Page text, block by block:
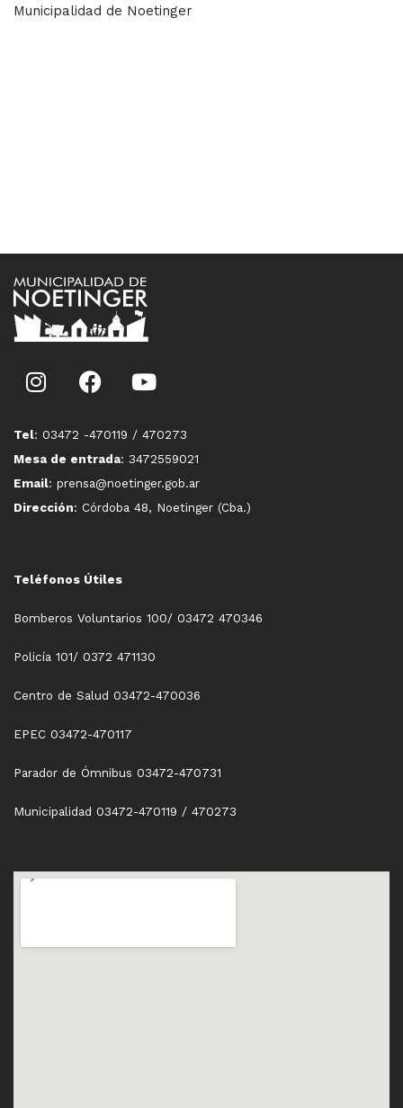
Municipalidad de Noetinger
Tel: 03472 -470119 / 470273
Mesa de entrada: 3472559021
Email: prensa@noetinger.gob.ar
Dirección: Córdoba 48, Noetinger (Cba.)
Teléfonos Útiles
Bomberos Voluntarios 100/ 03472 470346
Policía 101/ 0372 471130
Centro de Salud 03472-470036
EPEC 03472-470117
Parador de Ómnibus 03472-470731
Municipalidad 03472-470119 / 470273